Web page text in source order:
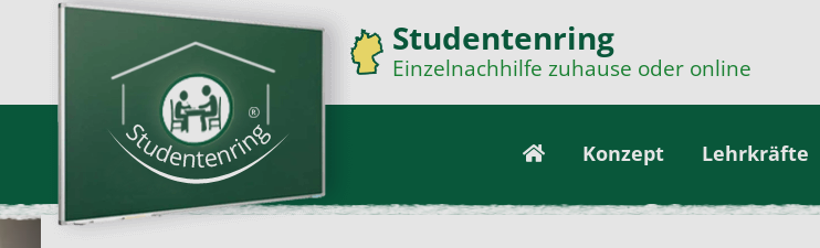
Studentenring
Einzelnachhilfe zuhause oder online
Konzept Lehrkräfte